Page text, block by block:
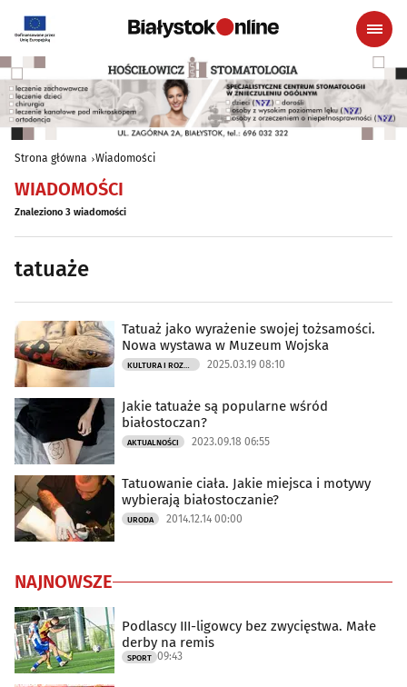
Strona główna Wiadomości
WIADOMOŚCI
Znaleziono 3 wiadomości
tatuaże
Tatuaż jako wyrażenie swojej tożsamości.
Nowa wystawa w Muzeum Wojska
KULTURA I ROZRYWKA 2025.03.19 08:10
Jakie tatuaże są popularne wśród
białostoczan?
AKTUALNOŚCI 2023.09.18 06:55
Tatuowanie ciała. Jakie miejsca i motywy
wybierają białostoczanie?
URODA 2014.12.14 00:00
NAJNOWSZE
Podlascy III-ligowcy bez zwycięstwa. Małe
derby na remis
SPORT 09:43